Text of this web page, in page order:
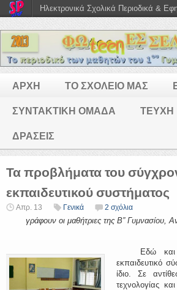
ΑΡΧΗ ΤΟ ΣΧΟΛΕΙΟ ΜΑΣ
ΣΥΝΤΑΚΤΙΚΗ ΟΜΑΔΑ ΤΕΥΧΗ
ΔΡΑΣΕΙΣ
Τα προβλήματα του
εκπαιδευτικού συστήματος
Απρ. 13 Γενικά 2 σχόλια
γράφουν οι μαθήτριες της Β” Γυμνασίου,
Eδώ και
εκπαιδευτικό
ίδιο. Σε
τεχνολογίας
Ηλεκτρονικά Σχολικά Περιοδικά &